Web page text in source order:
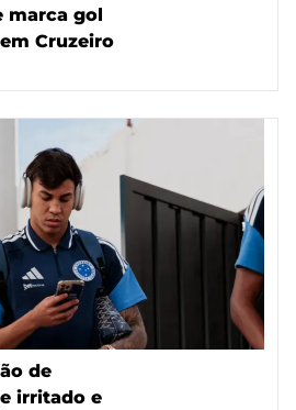
marca gol
Cruzeiro
de
irritado e